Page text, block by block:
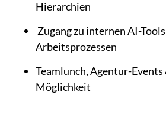
Hierarchien
Zugang zu internen AI-
Arbeitsprozessen
Teamlunch, Agentur-
Möglichkeit